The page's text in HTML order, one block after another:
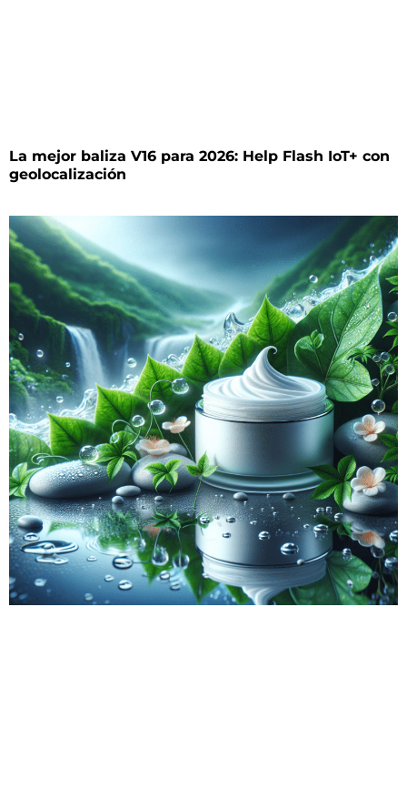
La mejor baliza V16 para 2026: Help Flash IoT+ con
geolocalización